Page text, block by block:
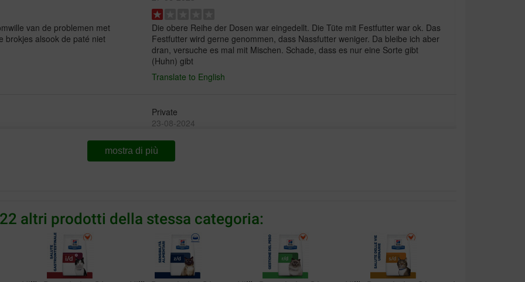
van de problemen met
brokjes alsook de paté niet
Die obere Reihe der Dosen war eingedellt. Die Tüte mit Festfutter war ok. Das
Festfutter wird gerne genommen, dass Nassfutter weniger. Da bleibe ich aber
dran, versuche es mal mit Mischen. Schade, dass es nur eine Sorte gibt
(Huhn) gibt
Translate to English
Private
23-08-2024
Dieses Katzenfutter hat meinem Jerry das leben gerettet. Er liebt es und
verträgt es ohne Nebenwirkungen. Dankeschön
Frau Birgit Rinnhofer
16-05-2024
Wurde unserer Katze verordnet, schmeckt ihr gut.
Translate to English
mostra di più
22 altri prodotti della stessa categoria: